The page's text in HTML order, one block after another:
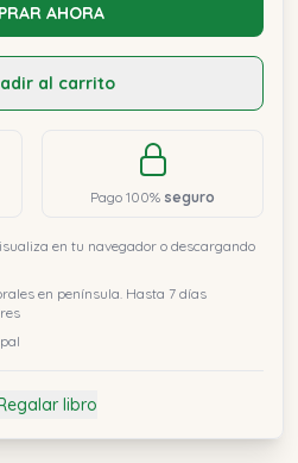
AHORA
al carrito
Pago 100% seguro
en tu navegador o descargando
en península. Hasta 7 días
libro